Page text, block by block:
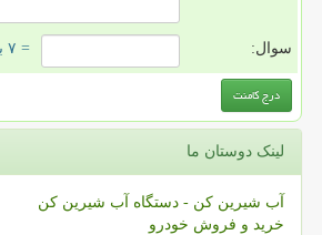
سوال: = ۷ بعلاوه ۲
لینک دوستان ما
آب شیرین کن - دستگاه آب شیرین کن
خرید و فروش خودرو